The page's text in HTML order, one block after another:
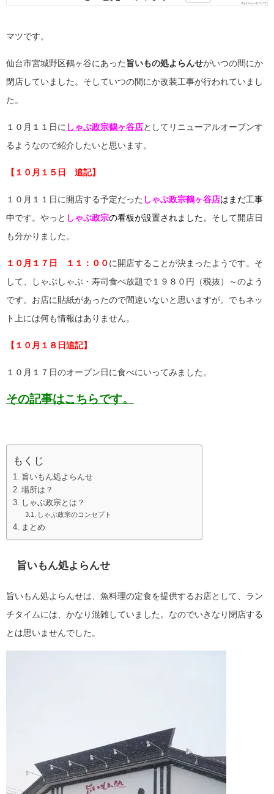
マツです。
仙台市宮城野区鶴ヶ谷にあった 旨いもの処よらんせがいつの間にか
閉店していました。そしていつの間にか改装工事が行われていまし
た。
１０月１１日に しゃぶ政宗鶴ヶ谷店 としてリニューアルオープンす
るようなので紹介したいと思います。
【１０月１５日 追記】
１０月１１日に開店する予定だった しゃぶ政宗鶴ヶ谷店はまだ工事
中です。やっと しゃぶ政宗の看板が設置されました。 そして開店日
も分かりました。
１０月１７日 １１：００ に開店することが決まったようです。そ
して、しゃぶしゃぶ・寿司食べ放題で１９８０円（税抜）～のよう
です。お店に貼紙があったので間違いないと思いますが。でもネッ
ト上には何も情報はありません。
【１０月１８日追記】
１０月１７日のオープン日に食べにいってみました。
その記事はこちらです。
もくじ
旨いもん処よらんせ
場所は？
しゃぶ政宗とは？
しゃぶ政宗のコンセプト
まとめ
旨いもん処よらんせ
旨いもん処よらんせは、魚料理の定食を提供するお店として、ラン
チタイムには、かなり混雑していました。なのでいきなり閉店する
とは思いませんでした。